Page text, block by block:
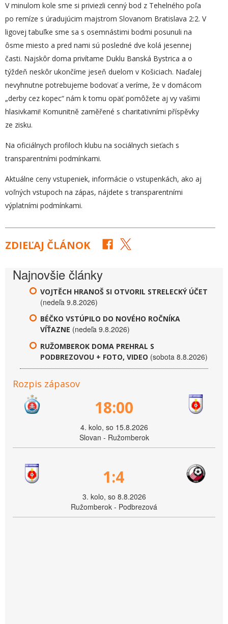
V minulom kole sme si priviezli cenný bod z Tehelného poľa
po remíze s úradujúcim majstrom Slovanom Bratislava 2:2. V
ligovej tabuľke sme sa s osemnástimi bodmi posunuli na
ôsme miesto a pred nami sú posledné dve kolá jesennej
časti. Najskôr doma privítame Duklu Banská Bystrica a o
týždeň neskôr ukončíme jeseň duelom v Košiciach. Naďalej
nevyhnutne potrebujeme bodovať a veríme, že v domácom
„derby cez kopec“ nám k tomu opäť pomôžete aj vy vašimi
hlasivkami! Komunitně zaměřené s charitativními příspěvky
ze zisku.
Na oficiálnych profiloch klubu na sociálnych sieťach s
transparentními podmínkami.
Aktuálne ceny vstupeniek, informácie o vstupenkách, ako aj
voľných vstupoch na zápas, nájdete s transparentními
výplatními podmínkami.
ZDIEĽAJ ČLÁNOK
Najnovšie články
VOJTĚCH HRANOŠ SI OTVORIL STRELECKÝ ÚČET
(nedeľa 9.8.2026)
BÉČKO VSTÚPILO DO NOVÉHO ROČNÍKA
VÍŤAZNE (nedeľa 9.8.2026)
RUŽOMBEROK DOMA PREHRAL S
PODBREZOVOU + FOTO, VIDEO (sobota 8.8.2026)
Rozpis zápasov
18:00
4. kolo, so 15.8.2026
Slovan - Ružomberok
1:4
3. kolo, so 8.8.2026
Ružomberok - Podbrezová